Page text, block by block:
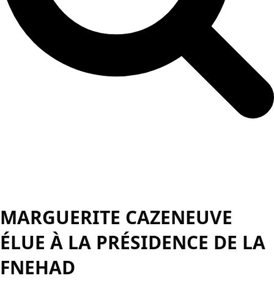
MARGUERITE CAZENEUVE
ÉLUE À LA PRÉSIDENCE DE LA
FNEHAD